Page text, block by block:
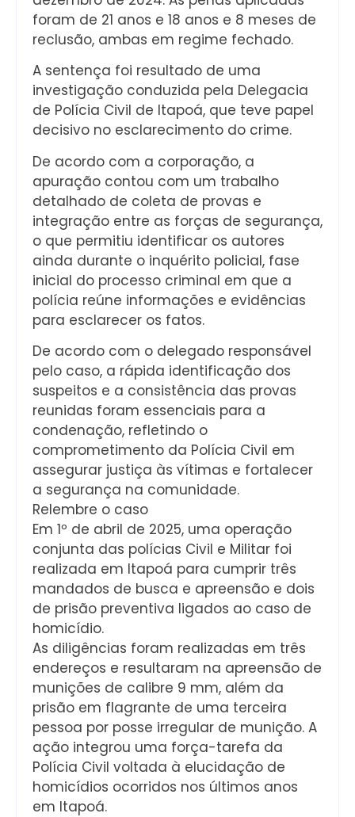
foram de 21 anos e 18 anos e 8 meses de
reclusão, ambas em regime fechado.
A sentença foi resultado de uma
investigação conduzida pela Delegacia
de Polícia Civil de Itapoá, que teve papel
decisivo no esclarecimento do crime.
De acordo com a corporação, a
apuração contou com um trabalho
detalhado de coleta de provas e
integração entre as forças de segurança,
o que permitiu identificar os autores
ainda durante o inquérito policial, fase
inicial do processo criminal em que a
polícia reúne informações e evidências
para esclarecer os fatos.
De acordo com o delegado responsável
pelo caso, a rápida identificação dos
suspeitos e a consistência das provas
reunidas foram essenciais para a
condenação, refletindo o
comprometimento da Polícia Civil em
assegurar justiça às vítimas e fortalecer
a segurança na comunidade.
Relembre o caso
Em 1º de abril de 2025, uma operação
conjunta das polícias Civil e Militar foi
realizada em Itapoá para cumprir três
mandados de busca e apreensão e dois
de prisão preventiva ligados ao caso de
homicídio.
As diligências foram realizadas em três
endereços e resultaram na apreensão de
munições de calibre 9 mm, além da
prisão em flagrante de uma terceira
pessoa por posse irregular de munição. A
ação integrou uma força-tarefa da
Polícia Civil voltada à elucidação de
homicídios ocorridos nos últimos anos
em Itapoá.